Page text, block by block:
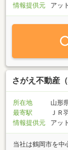
情報提供元
アッ
さがえ不動産（
所在地
山形
最寄駅
ＪＲ
情報提供元
アッ
当社は鶴岡市を中